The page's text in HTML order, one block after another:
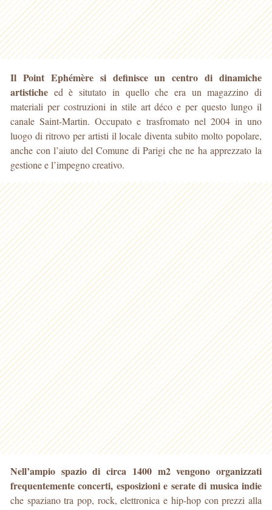
Il Point Ephémère si definisce un centro di dinamiche
artistiche ed è situtato in quello che era un magazzino di
materiali per costruzioni in stile art déco e per questo lungo il
canale Saint-Martin. Occupato e trasfromato nel 2004 in uno
luogo di ritrovo per artisti il locale diventa subito molto popolare,
anche con l’aiuto del Comune di Parigi che ne ha apprezzato la
gestione e l’impegno creativo.
Nell’ampio spazio di circa 1400 m2 vengono organizzati
frequentemente concerti, esposizioni e serate di musica indie
che spaziano tra pop, rock, elettronica e hip-hop con prezzi alla